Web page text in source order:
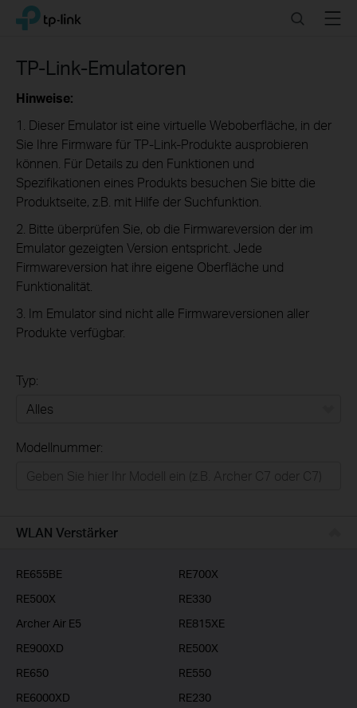
Click
the
navigation
TP-Link, Reliably Smart SearchMenu
TP-Link-Emulatoren
Hinweise:
1. Dieser Emulator ist eine virtuelle Weboberfläche, in der
Sie Ihre Firmware für TP-Link-Produkte ausprobieren
können. Für Details zu den Funktionen und
Spezifikationen eines Produkts besuchen Sie bitte die
Produktseite, z.B. mit Hilfe der Suchfunktion.
2. Bitte überprüfen Sie, ob die Firmwareversion der im
Emulator gezeigten Version entspricht. Jede
Firmwareversion hat ihre eigene Oberfläche und
Funktionalität.
3. Im Emulator sind nicht alle Firmwareversionen aller
Produkte verfügbar.
Typ:
Businessanwender
Modellnummer:
WLAN Verstärker
RE655BE
RE700X
RE500X
RE330
Archer Air E5
RE815XE
RE900XD
RE500X
RE650
RE550
RE6000XD
RE230